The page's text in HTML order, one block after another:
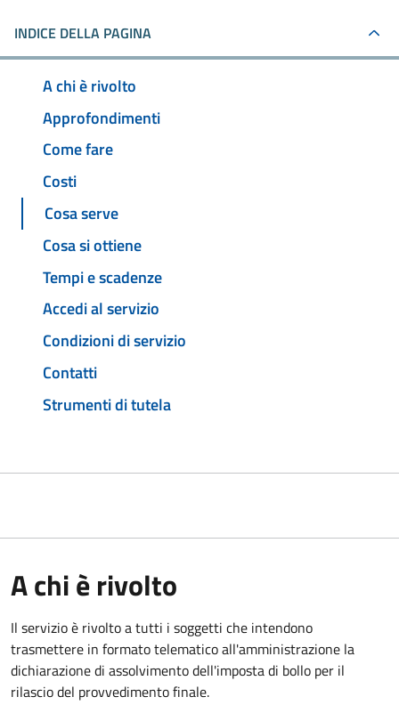
INDICE DELLA PAGINA
A chi è rivolto
Approfondimenti
Come fare
Costi
Cosa serve
Cosa si ottiene
Tempi e scadenze
Accedi al servizio
Condizioni di servizio
Contatti
Strumenti di tutela
A chi è rivolto
Il servizio è rivolto a tutti i soggetti che intendono
trasmettere in formato telematico all'amministrazione la
dichiarazione di assolvimento dell'imposta di bollo per il
rilascio del provvedimento finale.